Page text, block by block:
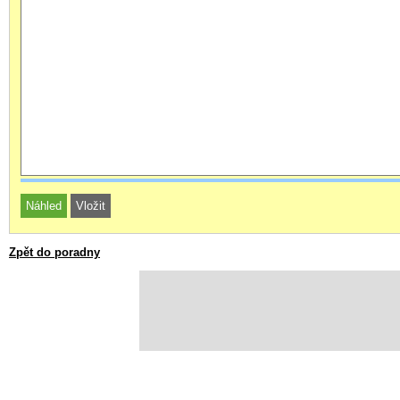
Zpět do poradny